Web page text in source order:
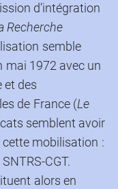
d’intégration
Recherche
semble
mai 1972 avec un
et des
de France (Le
semblent avoir
cette mobilisation :
CGT.
alors en